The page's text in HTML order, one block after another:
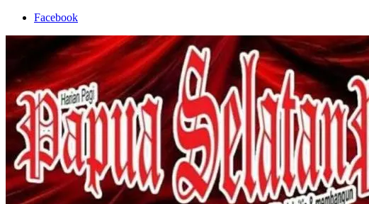
Skip
content
Facebook